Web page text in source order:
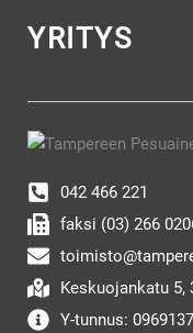
YRITYS
042 466 221
faksi (03) 266
Keskuojankatu 5,
Y-tunnus: